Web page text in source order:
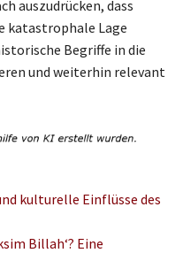
auszudrücken, dass
katastrophale Lage
Begriffe in die
und weiterhin relevant
kulturelle Einflüsse des
Billah‘? Eine